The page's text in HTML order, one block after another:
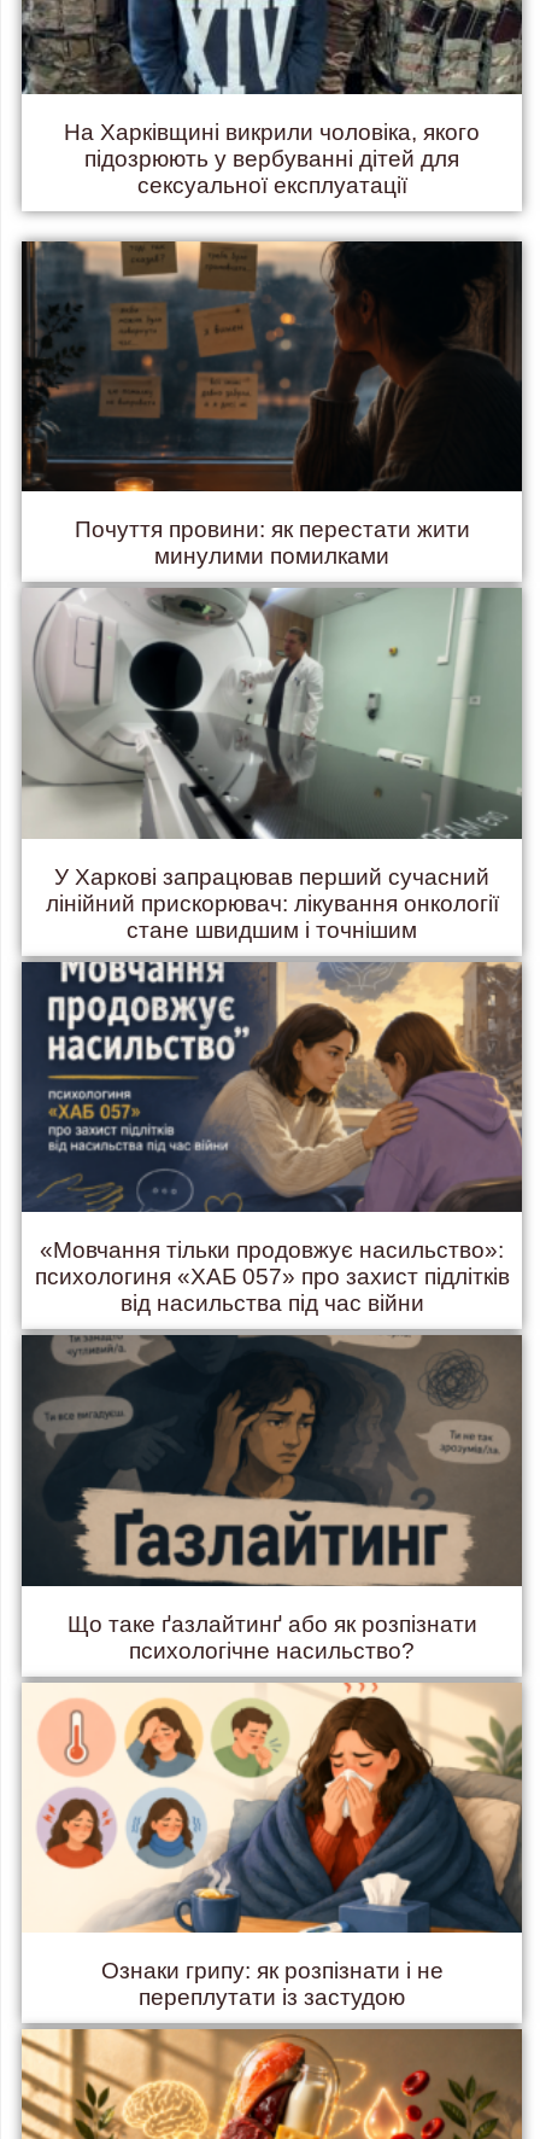
На Харківщині викрили чоловіка, якого
підозрюють у вербуванні дітей для
сексуальної експлуатації
Почуття провини: як перестати жити
минулими помилками
У Харкові запрацював перший сучасний
лінійний прискорювач: лікування онкології
стане швидшим і точнішим
«Мовчання тільки продовжує насильство»:
психологиня «ХАБ 057» про захист підлітків
від насильства під час війни
Що таке ґазлайтинґ або як розпізнати
психологічне насильство?
Ознаки грипу: як розпізнати і не
переплутати із застудою